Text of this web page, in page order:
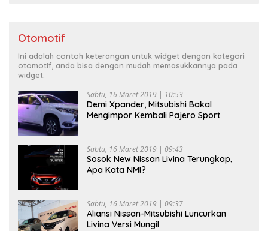
Otomotif
Ini adalah contoh keterangan untuk widget dengan kategori
otomotif, anda bisa dengan mudah memasukkannya pada
widget.
Sabtu, 16 Maret 2019 | 10:53
Demi Xpander, Mitsubishi Bakal
Mengimpor Kembali Pajero Sport
Sabtu, 16 Maret 2019 | 09:43
Sosok New Nissan Livina Terungkap,
Apa Kata NMI?
Sabtu, 16 Maret 2019 | 09:37
Aliansi Nissan-Mitsubishi Luncurkan
Livina Versi Mungil